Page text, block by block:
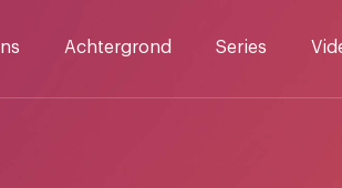
Achtergrond Series